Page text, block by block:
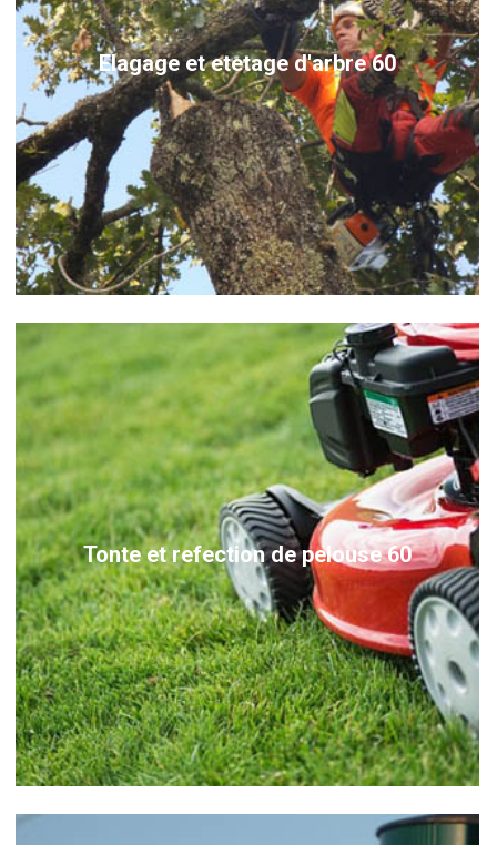
Elagage et etetage d'arbre 60
Tonte et refection de pelouse 60